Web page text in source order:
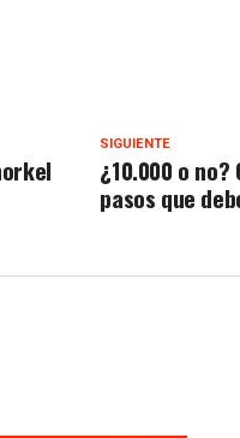
SIGUIENTE
¿10.000 o
pasos que